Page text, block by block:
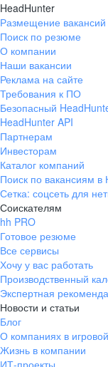
HeadHunter
Размещение вакансий
Поиск по резюме
О компании
Наши вакансии
Реклама на сайте
Требования к ПО
Безопасный
HeadHunter API
Партнерам
Инвесторам
Каталог компаний
Поиск по вакансиям в
Сетка: соцсеть для
Соискателям
hh PRO
Готовое резюме
Все сервисы
Хочу у вас работать
Производственный
Экспертная
Новости и статьи
Блог
О компаниях в
Жизнь в компании
ИТ-проекты